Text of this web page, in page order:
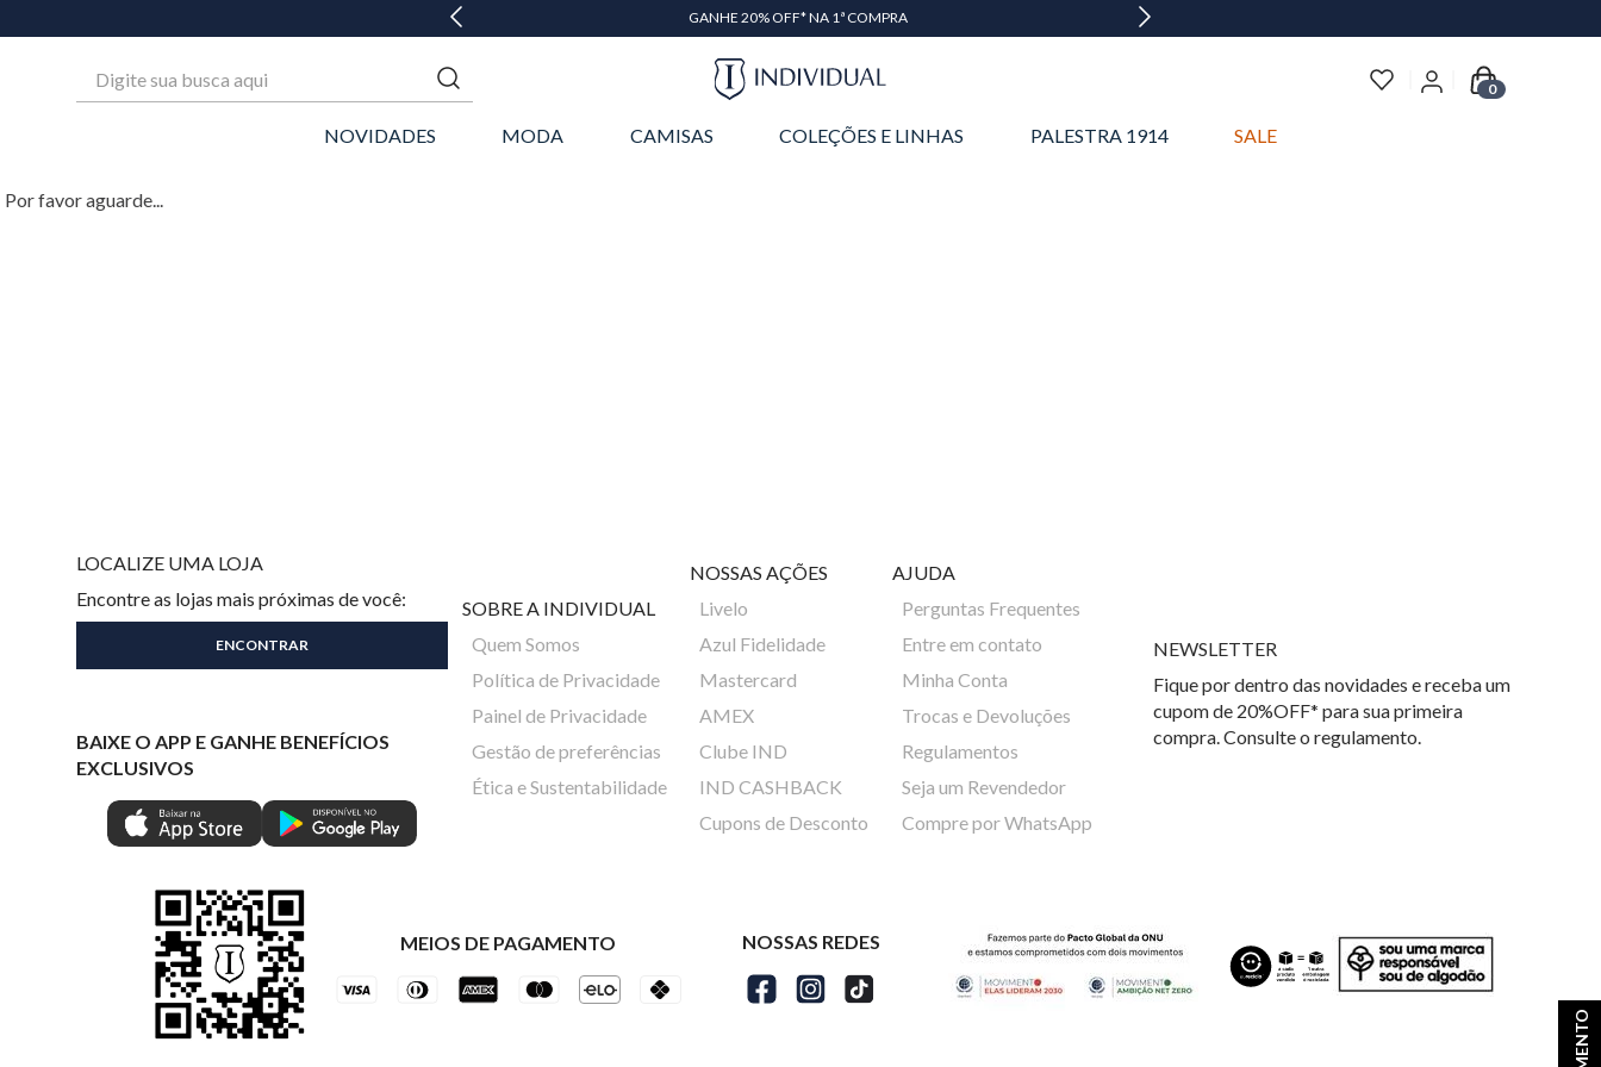
GANHE 20% OFF* NA 1ª COMPRA
0
NOVIDADES MODA CAMISAS COLEÇÕES E LINHAS PALESTRA 1914 SALE
Por favor aguarde...
LOCALIZE UMA LOJA
Encontre as lojas mais próximas de você:
BAIXE O APP E GANHE BENEFÍCIOS
EXCLUSIVOS
SOBRE A INDIVIDUAL
Quem Somos
Política de Privacidade
Painel de Privacidade
Gestão de preferências
Ética e Sustentabilidade
NOSSAS AÇÕES
Livelo
Azul Fidelidade
Mastercard
AMEX
Clube IND
IND CASHBACK
Cupons de Desconto
AJUDA
Perguntas Frequentes
Entre em contato
Minha Conta
Trocas e Devoluções
Regulamentos
Seja um Revendedor
Compre por WhatsApp
NEWSLETTER
Fique por dentro das novidades e receba um
cupom de 20%OFF* para sua primeira
compra. Consulte o regulamento.
MEIOS DE PAGAMENTO NOSSAS REDES